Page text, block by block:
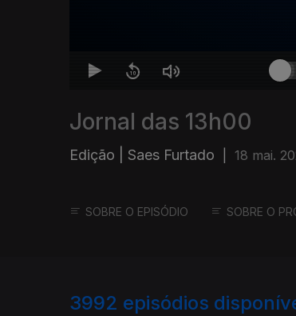
Jornal das 13h00
Edição | Saes Furtado 18 mai.
SOBRE O EPISÓDIO SOBRE O
3992 episódios